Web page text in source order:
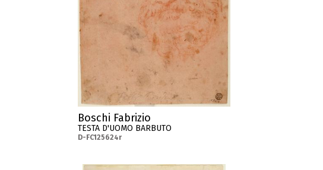
Boschi Fabrizio
TESTA D'UOMO BARBUTO
D-FC125624r